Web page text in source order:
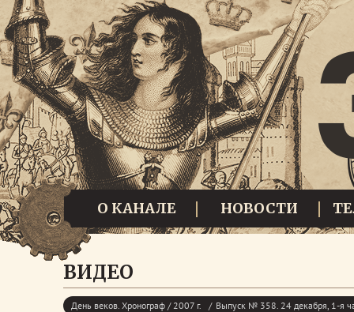
О КАНАЛЕ НОВОСТИ
ВИДЕО
День веков. Хронограф / 2007 г. Выпуск № 358. 24 декабря, 1-я